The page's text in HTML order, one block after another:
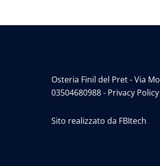
Osteria Finil del Pret - Via
03504680988 - Privacy Policy
Sito realizzato da FBItech